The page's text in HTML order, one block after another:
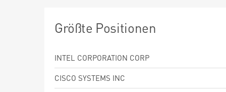
Größte Positionen
INTEL CORPORATION CORP
CISCO SYSTEMS INC